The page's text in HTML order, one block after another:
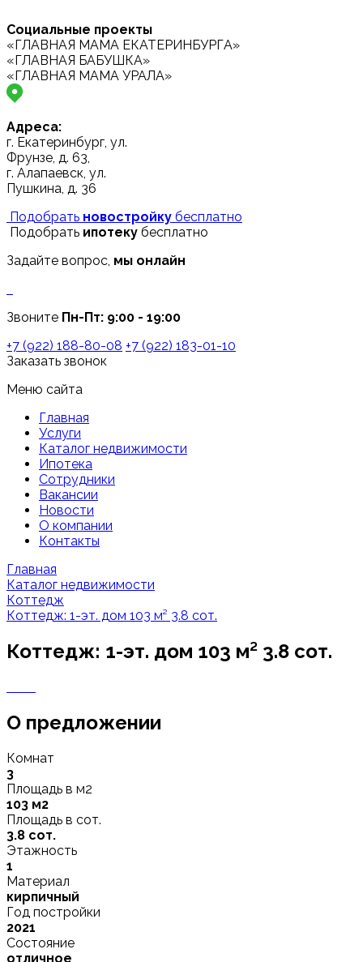
Социальные проекты
«ГЛАВНАЯ МАМА ЕКАТЕРИНБУРГА»
«ГЛАВНАЯ БАБУШКА»
«ГЛАВНАЯ МАМА УРАЛА»
Адреса:
г. Екатеринбург, ул.
Фрунзе, д. 63,
г. Алапаевск, ул.
Пушкина, д. 36
Подобрать новостройку бесплатно
Подобрать ипотеку бесплатно
Задайте вопрос, мы онлайн
Звоните Пн-Пт: 9:00 - 19:00
+7 (922) 188-80-08 +7 (922) 183-01-10
Заказать звонок
Меню сайта
Главная
Услуги
Каталог недвижимости
Ипотека
Сотрудники
Вакансии
Новости
О компании
Контакты
Главная
Каталог недвижимости
Коттедж
Коттедж: 1-эт. дом 103 м² 3.8 сот.
Коттедж: 1-эт. дом 103 м² 3.8 сот.
О предложении
Комнат
3
Площадь в м2
103 м2
Площадь в сот.
3.8 сот.
Этажность
1
Материал
кирпичный
Год постройки
2021
Состояние
отличное